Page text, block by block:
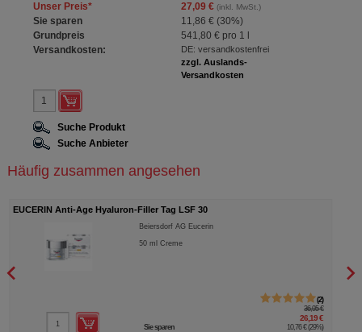
Unser Preis* 27,09 €(inkl. MwSt.)
Sie sparen 11,86 € (30%)
Grundpreis
541,80 €pro 1 l
Versandkosten:
DE: versandkostenfrei
zzgl. Auslands-
Versandkosten
Suche Produkt
Suche Anbieter
Häufig zusammen angesehen
EUCERIN Anti-Age Hyaluron-Filler Tag LSF 30
Beiersdorf AG Eucerin
50ml Creme
2
36,95 €
26,19 €
Sie sparen 10,76 € (29%)